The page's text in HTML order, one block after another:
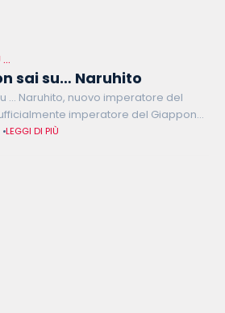
…
sai su… Naruhito
… Naruhito, nuovo imperatore del
imperatore del Giappone,
il 1 maggio 2019 prendendo
LEGGI DI PIÙ